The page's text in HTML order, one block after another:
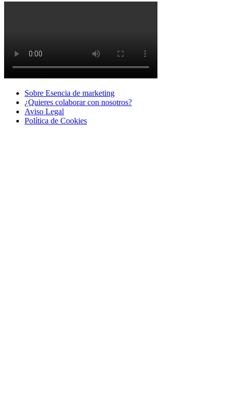
Sobre Esencia de marketing
¿Quieres colaborar con nosotros?
Aviso Legal
Polí­tica de Cookies